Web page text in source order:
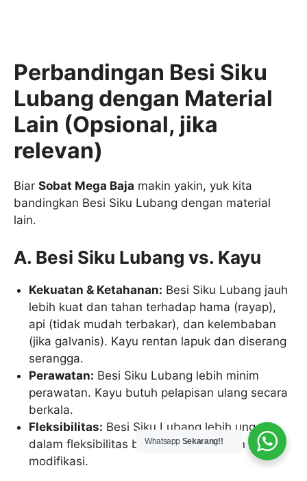
Perbandingan Besi Siku
Lubang dengan Material
Lain (Opsional, jika
relevan)
Biar Sobat Mega Baja makin yakin, yuk kita
bandingkan Besi Siku Lubang dengan material
lain.
A. Besi Siku Lubang vs. Kayu
Kekuatan & Ketahanan: Besi Siku Lubang jauh
lebih kuat dan tahan terhadap hama (rayap),
api (tidak mudah terbakar), dan kelembaban
(jika galvanis). Kayu rentan lapuk dan diserang
serangga.
Perawatan: Besi Siku Lubang lebih minim
perawatan. Kayu butuh pelapisan ulang secara
berkala.
Fleksibilitas: Besi Siku Lubang lebih unggul
dalam fleksibilitas bongkar pasang dan
modifikasi.
Whatsapp Sekarang!!